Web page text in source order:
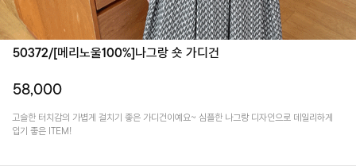
50372/[메리노울100%]나그랑 숏 가디건
58,000
고슬한 터치감의 가볍게 걸치기 좋은 가디건이예요~ 심플한 나그랑 디자인으로 데일리하게
입기 좋은 ITEM!